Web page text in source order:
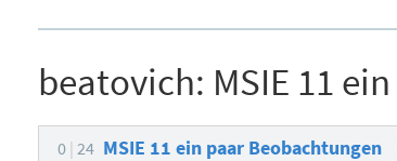
beatovich: MSIE 11
0 24 MSIE 11 ein paar Beobachtungen